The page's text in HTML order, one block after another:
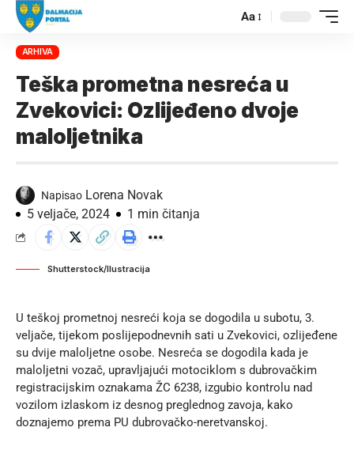
Aa
ARHIVA
Teška prometna nesreća u
Zvekovici: Ozlijeđeno dvoje
maloljetnika
Napisao Lorena Novak
5 veljače, 2024
1 min čitanja
Shutterstock/Ilustracija
U teškoj prometnoj nesreći koja se dogodila u subotu, 3.
veljače, tijekom poslijepodnevnih sati u Zvekovici, ozlijeđene
su dvije maloljetne osobe. Nesreća se dogodila kada je
maloljetni vozač, upravljajući motociklom s dubrovačkim
registracijskim oznakama ŽC 6238, izgubio kontrolu nad
vozilom izlaskom iz desnog preglednog zavoja, kako
doznajemo prema PU dubrovačko-neretvanskoj.